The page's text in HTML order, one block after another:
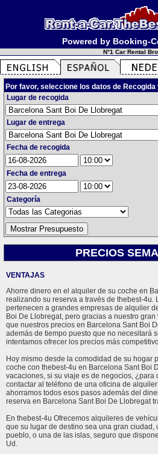
Powered by Booking-
N°1 Car Rental
Por favor, seleccione los datos de
Lugar de recogida
Lugar de entrega
Fecha de recogida
Fecha de entrega
Categoría
PRECIOS
VENTAJAS
Ahorre dinero en el alquiler de su coche en
realizando su reserva a través de thebest-4u.
pertenecen a grandes empresas de alquiler
Boi De Llobregat, pero gracias a nuestro
que nuestros precios en Barcelona Sant Boi
además de tiempo puesto que no necesitará
intentamos ofrecer los precios más
Hoy mismo desde la comodidad de su hogar
coche con thebest-4u en Barcelona Sant Boi
vacaciones, si su viaje es de negocios,
contactar al teléfono de una oficina de
ahorramos todos esos pasos además del
reserva en Barcelona Sant Boi De Llobregat
En thebest-4u Ofrecemos alquileres de
que su lugar de destino sea una gran ciudad,
pueblo, o una de las islas, seguro que
Ud.